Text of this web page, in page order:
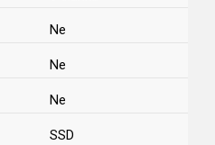
Ne
Ne
Ne
SSD